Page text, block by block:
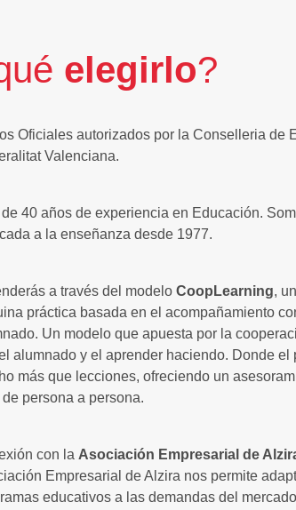
elegirlo?
Oficiales autorizados por la Conselleria de
Valenciana.
de 40 años de experiencia en Educación.
a la enseñanza desde 1977.
a través del modelo CoopLearning,
práctica basada en el acompañamiento
Un modelo que apuesta por la
alumnado y el aprender haciendo. Donde el
más que lecciones, ofreciendo un
de persona a persona.
con la Asociación Empresarial de
Empresarial de Alzira nos permite
educativos a las demandas del